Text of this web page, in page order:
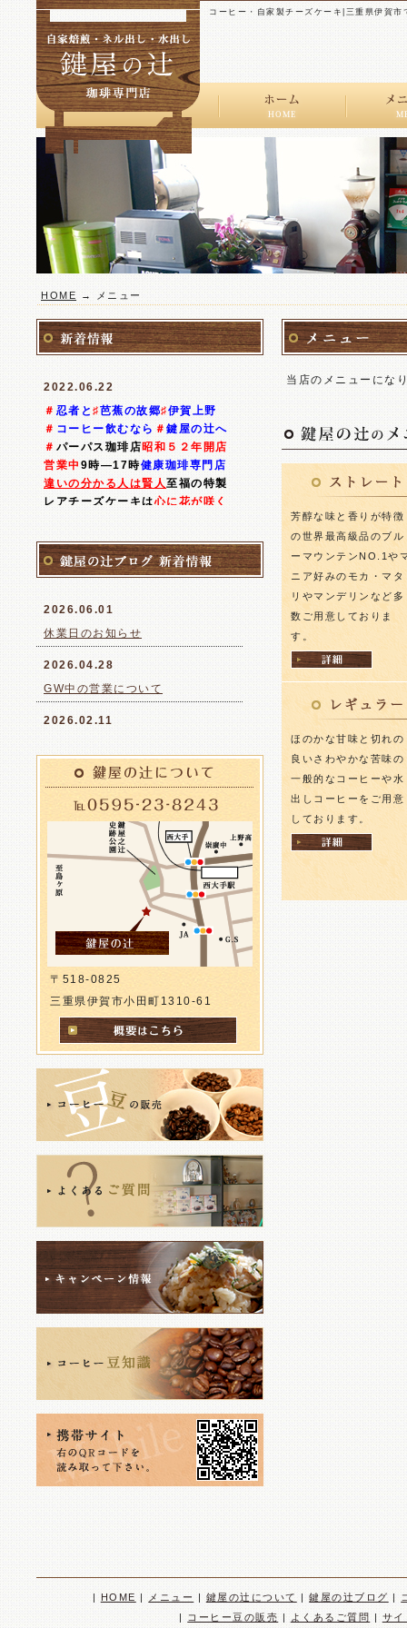
コーヒー・自家製チーズケーキ|三重県伊賀市
スペ
レギ
ドリ
HOME → メニュー
2022.06.22
＃ 忍者と ♯芭蕉の故郷♯伊賀上野
＃ コーヒー飲むなら ＃ 鍵屋の辻へ
＃ パーパス珈琲店昭和５２年開店
営業中 9時―17時健康珈琲専門店
違いの分かる人は賢人至福の特製
レアチーズケーキは心に花が咲く
新発想と創作の我が人生の終着駅
＃優化水自家製ネル布抽出高級豆
釜めしは現在提供していません
夕5時以後のお客様は電話してね
#珈琲工房 #鍵屋の辻
6月30日より通常通り営業致しま
す
2026.06.01
休業日のお知らせ
2026.04.28
GW中の営業について
2026.02.11
2026.01.14
営業日のお知らせ
2025.12.28
年末年始のお休みのお知らせ
〒518-0825
三重県伊賀市小田町1310-61
当店のメニューにな
芳醇な味と香りが特徴
の世界最高級品のブル
ーマウンテンNO.1や
ニア好みのモカ・マタ
リやマンデリンなど多
数ご用意しておりま
す。
ほのかな甘味と切れの
良いさわやかな苦味の
一般的なコーヒーや水
出しコーヒーをご用意
しております。
| HOME | メニュー | 鍵屋の辻について |鍵屋の辻ブログ |
|
コーヒー豆の販売 | よくあるご質問 | サイ